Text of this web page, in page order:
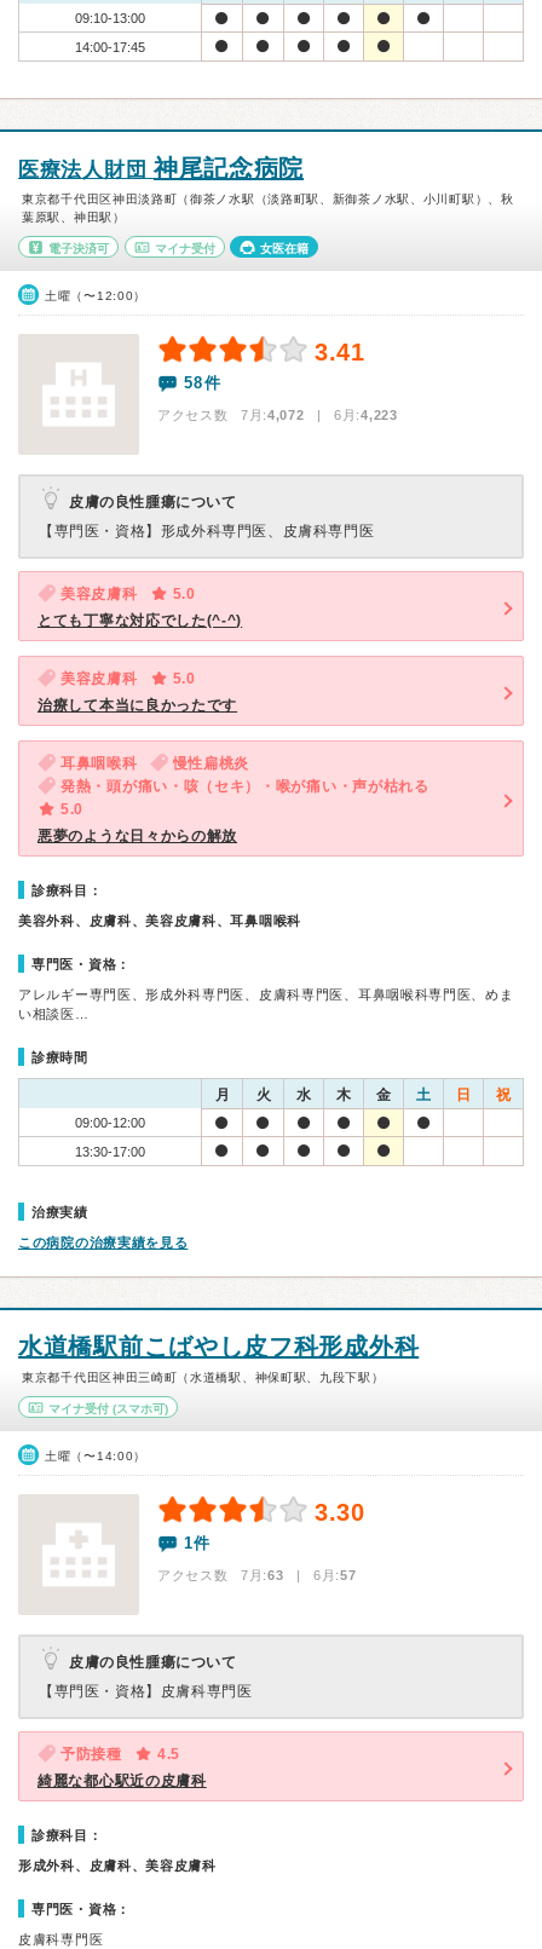
09:10-13:00
14:00-17:45
医療法人財団神尾記念病院
東京都千代田区神田淡路町（御茶ノ水駅（淡路町駅、新御茶ノ水駅、小川町駅）、秋
葉原駅、神田駅）
電子決済可 マイナ受付 女医在籍
土曜（〜12:00）
3.41
58件
アクセス数 7月:4,072 | 6月:4,223
皮膚の良性腫瘍について
【専門医・資格】 形成外科専門医、皮膚科専門医
美容皮膚科
5.0
とても丁寧な対応でした(^-^)
美容皮膚科
5.0
治療して本当に良かったです
耳鼻咽喉科
慢性扁桃炎
発熱・頭が痛い・咳（セキ）・喉が痛い・声が枯れる
5.0
悪夢のような日々からの解放
診療科目：
美容外科、皮膚科、美容皮膚科、耳鼻咽喉科
専門医・資格：
アレルギー専門医、形成外科専門医、皮膚科専門医、耳鼻咽喉科専門医、めま
い相談医…
診療時間
月 火 水 木 金 土 日 祝
09:00-12:00
13:30-17:00
治療実績
この病院の治療実績を見る
水道橋駅前こばやし皮フ科形成外科
東京都千代田区神田三崎町（水道橋駅、神保町駅、九段下駅）
マイナ受付 (スマホ可)
土曜（〜14:00）
3.30
1件
アクセス数 7月:63 | 6月:57
皮膚の良性腫瘍について
【専門医・資格】 皮膚科専門医
予防接種
4.5
綺麗な都心駅近の皮膚科
診療科目：
形成外科、皮膚科、美容皮膚科
専門医・資格：
皮膚科専門医